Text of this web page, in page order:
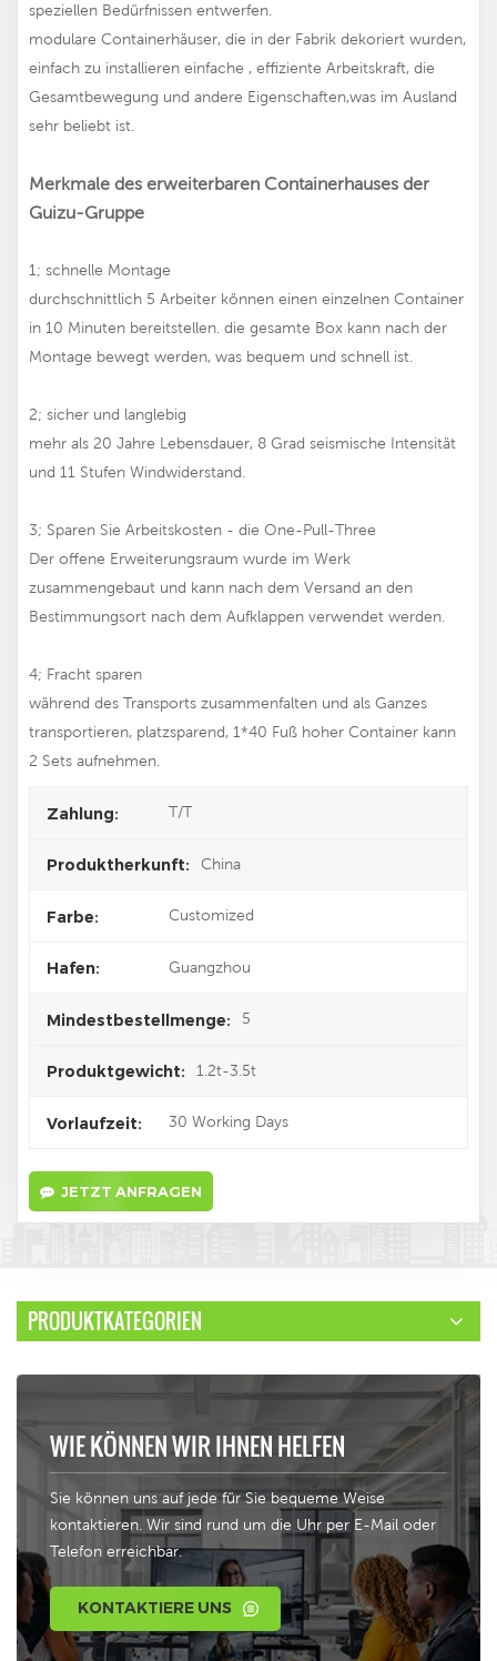
speziellen Bedürfnissen entwerfen.
modulare Containerhäuser, die in der Fabrik dekoriert wurden,
einfach zu installieren einfache , effiziente Arbeitskraft, die
Gesamtbewegung und andere Eigenschaften,was im Ausland
sehr beliebt ist.
Merkmale des erweiterbaren Containerhauses der
Guizu-Gruppe
1; schnelle Montage
durchschnittlich 5 Arbeiter können einen einzelnen Container
in 10 Minuten bereitstellen. die gesamte Box kann nach der
Montage bewegt werden, was bequem und schnell ist.
2; sicher und langlebig
mehr als 20 Jahre Lebensdauer, 8 Grad seismische Intensität
und 11 Stufen Windwiderstand.
3; Sparen Sie Arbeitskosten - die One-Pull-Three
Der offene Erweiterungsraum wurde im Werk
zusammengebaut und kann nach dem Versand an den
Bestimmungsort nach dem Aufklappen verwendet werden.
4; Fracht sparen
während des Transports zusammenfalten und als Ganzes
transportieren, platzsparend, 1*40 Fuß hoher Container kann
2 Sets aufnehmen.
Zahlung: T/T
Produktherkunft: China
Farbe: Customized
Hafen: Guangzhou
Mindestbestellmenge: 5
Produktgewicht: 1.2t-3.5t
Vorlaufzeit: 30 Working Days
JETZT ANFRAGEN
PRODUKTKATEGORIEN
WIE KÖNNEN WIR IHNEN HELFEN
Sie können uns auf jede für Sie bequeme Weise
kontaktieren. Wir sind rund um die Uhr per E-Mail oder
Telefon erreichbar.
KONTAKTIERE UNS